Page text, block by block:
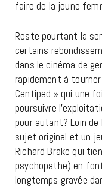
faire de la jeune
Reste pourtant la
certains
dans le cinéma de
rapidement à tourner
Centiped » qui une
poursuivre
pour autant? Loin de
sujet original et un
Richard Brake qui
psychopathe) en
longtemps gravée